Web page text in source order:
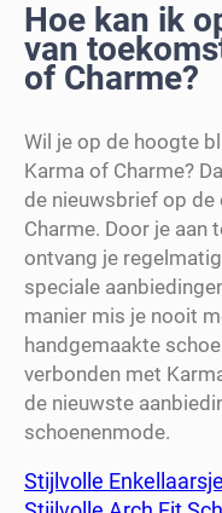
Hoe kan ik
van
of Charme?
Wil je op de hoogte
Karma of Charme?
de nieuwsbrief op
Charme. Door je aan
ontvang je
speciale
manier mis je nooit
handgemaakte
verbonden met
de nieuwste
schoenenmode.
Stijlvolle